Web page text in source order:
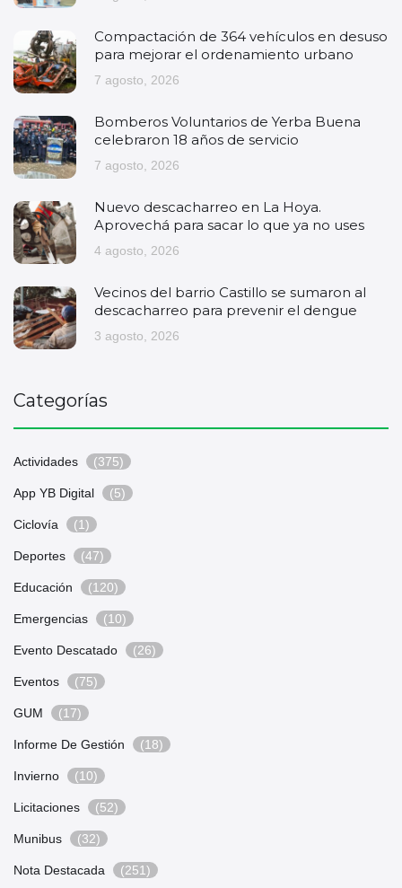
Compactación de 364 vehículos en desuso
para mejorar el ordenamiento urbano
7 agosto, 2026
Bomberos Voluntarios de Yerba Buena
celebraron 18 años de servicio
7 agosto, 2026
Nuevo descacharreo en La Hoya.
Aprovechá para sacar lo que ya no uses
4 agosto, 2026
Vecinos del barrio Castillo se sumaron al
descacharreo para prevenir el dengue
3 agosto, 2026
Categorías
Actividades (375)
App YB Digital (5)
Ciclovía (1)
Deportes (47)
Educación (120)
Emergencias (10)
Evento Descatado (26)
Eventos (75)
GUM (17)
Informe De Gestión (18)
Invierno (10)
Licitaciones (52)
Munibus (32)
Nota Destacada (251)